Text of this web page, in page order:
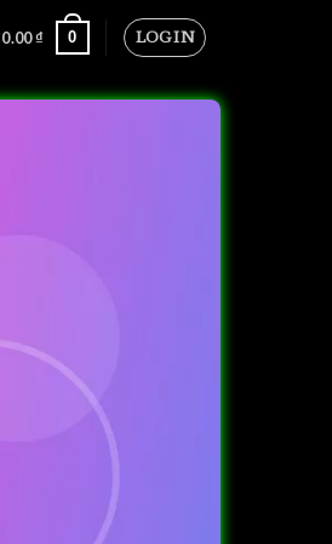
0.00₫ 0 LOGIN